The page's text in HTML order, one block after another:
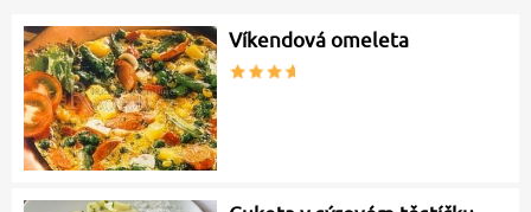
Víkendová omeleta